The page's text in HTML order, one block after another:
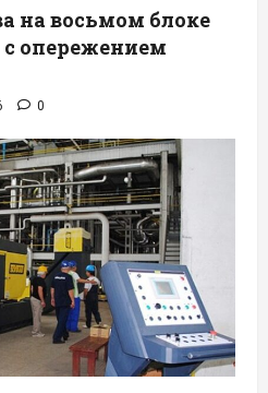
на восьмом блоке
опережением
0